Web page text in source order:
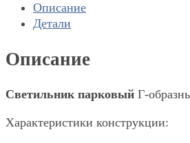
Описание
Детали
Описание
Светильник парковый Г-
Характеристики конструкции: